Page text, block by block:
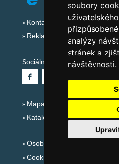
soubory
analýzy
stránek a
návštěvnosti.
Kontakt
Reklama
Sociální sítě:
Mapa serveru Alpy Itálie -
Katalog ubytování
Osobní údaje
Cookies